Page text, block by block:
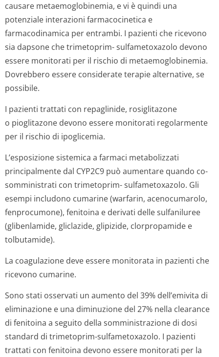
causare metaemoglobinemia, e vi è quindi una
potenziale interazioni farmacocinetica e
farmacodinamica per entrambi. I pazienti che ricevono
sia dapsone che trimetoprim- sulfametoxazolo devono
essere monitorati per il rischio di metaemoglobinemia.
Dovrebbero essere considerate terapie alternative, se
possibile.
I pazienti trattati con repaglinide, rosiglitazone
o pioglitazone devono essere monitorati regolarmente
per il rischio di ipoglicemia.
L’esposizione sistemica a farmaci metabolizzati
principalmente dal CYP2C9 può aumentare quando co-
somministrati con trimetoprim-sulfametoxazolo. Gli
esempi includono cumarine (warfarin, acenocumarolo,
fenprocumone), fenitoina e derivati delle sulfaniluree
(glibenlamide, gliclazide, glipizide, clorpropamide e
tolbutamide).
La coagulazione deve essere monitorata in pazienti che
ricevono cumarine.
Sono stati osservati un aumento del 39% dell’emivita di
eliminazione e una diminuzione del 27% nella clearance
di fenitoina a seguito della somministrazione di dosi
standard di trimetoprim-sulfametoxazolo. I pazienti
trattati con fenitoina devono essere monitorati per la